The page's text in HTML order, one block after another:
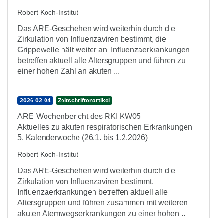
Robert Koch-Institut
Das ARE-Geschehen wird weiterhin durch die
Zirkulation von Influenzaviren bestimmt, die
Grippewelle hält weiter an. Influenzaerkrankungen
betreffen aktuell alle Altersgruppen und führen zu
einer hohen Zahl an akuten ...
2026-02-04 Zeitschriftenartikel
ARE-Wochenbericht des RKI KW05
Aktuelles zu akuten respiratorischen Erkrankungen
5. Kalenderwoche (26.1. bis 1.2.2026)
Robert Koch-Institut
Das ARE-Geschehen wird weiterhin durch die
Zirkulation von Influenzaviren bestimmt.
Influenzaerkrankungen betreffen aktuell alle
Altersgruppen und führen zusammen mit weiteren
akuten Atemwegserkrankungen zu einer hohen ...